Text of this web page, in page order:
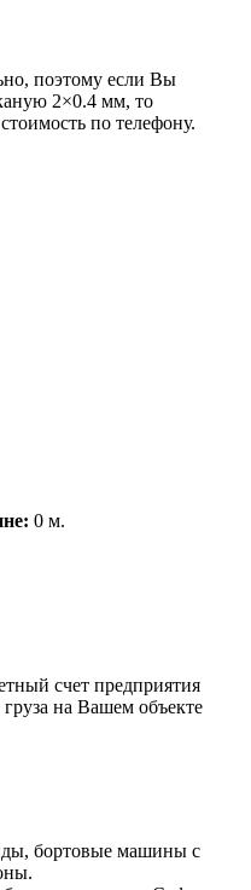
поэтому если Вы
2×0.4 мм, то
по телефону.
0 м.
счет предприятия
на Вашем объекте
бортовые машины с